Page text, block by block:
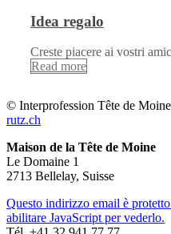
Idea regalo
Creste piacere ai vostri
Read more
© Interprofession Tête de
rutz.ch
Maison de la Tête de Moine
Le Domaine 1
2713 Bellelay, Suisse
Questo indirizzo email è
abilitare JavaScript per vederlo.